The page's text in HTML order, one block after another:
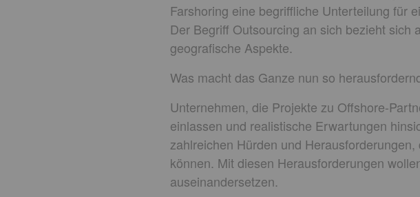
Farshoring eine begriffliche Unterteilung für
Der Begriff Outsourcing an sich bezieht
geografische Aspekte.
Was macht das Ganze nun so
Unternehmen, die Projekte zu Offshore-
einlassen und realistische Erwartungen
zahlreichen Hürden und
können. Mit diesen Herausforderungen
auseinandersetzen.